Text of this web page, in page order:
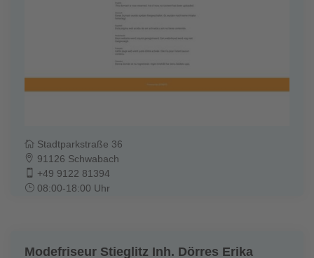
Stadtparkstraße 36
91126 Schwabach
+49 9122 81394
08:00-18:00 Uhr
Modefriseur Stieglitz Inh. Dörres Erika